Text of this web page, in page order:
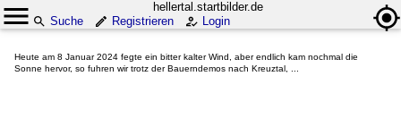
hellertal.startbilder.de
Suche
Registrieren Login
Heute am 8 Januar 2024 fegte ein bitter kalter Wind, aber endlich kam nochmal die
Sonne hervor, so fuhren wir trotz der Bauerndemos nach Kreuztal, ...